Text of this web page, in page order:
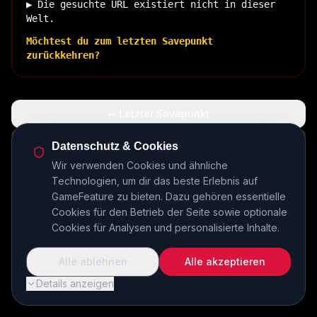
▶ Die gesuchte URL existiert nicht in dieser
Welt.
Möchtest du zum letzten Savepunkt
zurückkehren?
🏠 Zurück zur Basis
INSERT COIN TO CONTINUE...
Datenschutz & Cookies
Wir verwenden Cookies und ähnliche
Technologien, um dir das beste Erlebnis auf
GameFeature zu bieten. Dazu gehören essentielle
Cookies für den Betrieb der Seite sowie optionale
Cookies für Analysen und personalisierte Inhalte.
Details anzeigen
Alle ablehnen Alle akzeptieren